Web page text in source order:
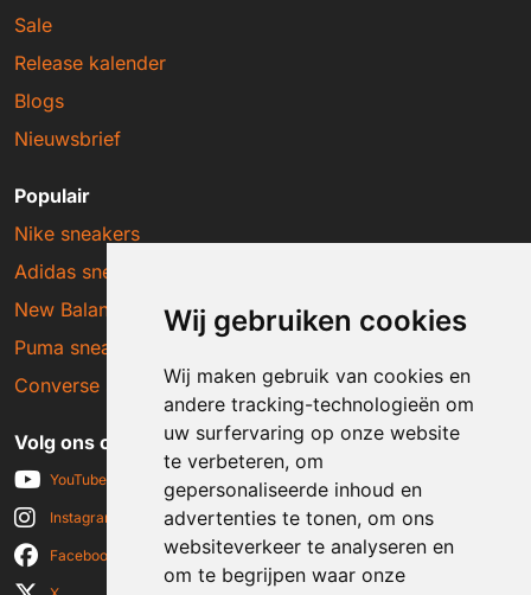
Wij gebruiken cookies
Wij maken gebruik van cookies en
andere tracking-technologieën om
uw surfervaring op onze website
te verbeteren, om
gepersonaliseerde inhoud en
advertenties te tonen, om ons
websiteverkeer te analyseren en
om te begrijpen waar onze
Sale
Release kalender
Blogs
Nieuwsbrief
Populair
Nike sneakers
Adidas sneakers
New Balance sneakers
Puma sneakers
Converse sneakers
Volg ons op social media
YouTube
Instagram
Facebook